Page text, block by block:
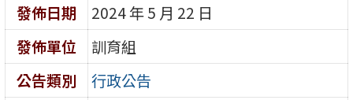
發佈日期
2024 年 5 月 22 日
發佈單位
訓育組
公告類別
行政公告